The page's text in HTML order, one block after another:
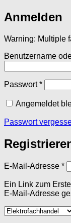
Anmelden
Warning: Multiple
Benutzername
Passwort*
Angemeldet
Passwort
E-Mail-Adresse *
Ein Link zum
E-Mail-Adresse